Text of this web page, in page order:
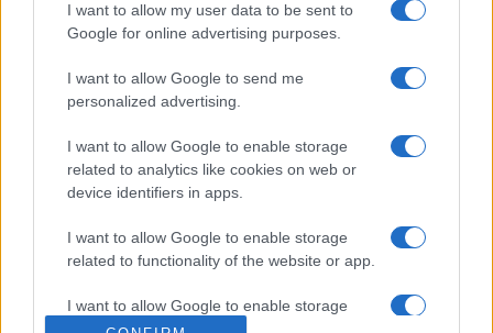
I want to allow my user data to be sent to
Google for online advertising purposes.
I want to allow Google to send me
personalized advertising.
I want to allow Google to enable storage
related to analytics like cookies on web or
device identifiers in apps.
I want to allow Google to enable storage
related to functionality of the website or app.
I want to allow Google to enable storage
related to personalization.
színesebbek, mint a modern hangszerekéi. "Jobban játszom,
2009-es koncertje után hamarosanismét Magyarországon
koncertezik.
A hegedű tulajdonosa Ian Stoutzker, aki befektetőként és
nagylelkű zenerajongóként ismert, ő az oxfordi Wolfson
College alapítójától, Sir Isaac Wolfsontól vásárolta. A
chicagói cég elmondta, minden kontinensről érdeklődtek a
hangszer iránt, de arról nem nyilatkoztak, befektetési
alapok, magángyűjtők, köztük a Microsoft-mágnás David